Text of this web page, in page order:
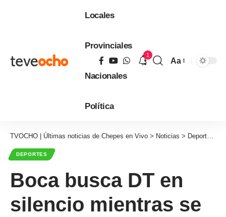
Locales
Provinciales
Nacionales
Política
1
Aa
TVOCHO | Últimas noticias de Chepes en Vivo > Noticias > Deportes
DEPORTES
Boca busca DT en
silencio mientras se